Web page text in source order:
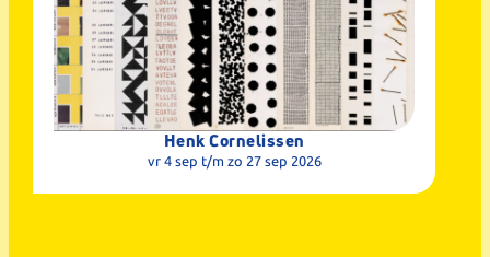
Henk Cornelissen
vr 4 sep t/m zo 27 sep 2026